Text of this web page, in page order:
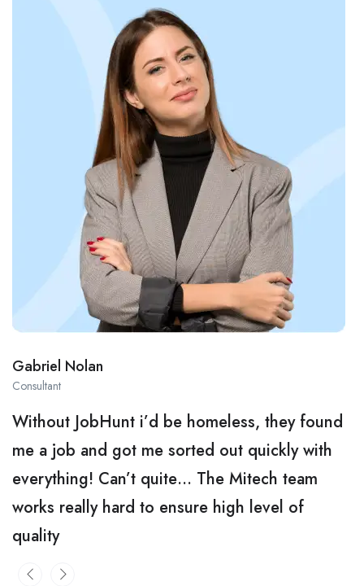
Gabriel Nolan
Consultant
Without JobHunt i’d be homeless, they found
me a job and got me sorted out quickly with
everything! Can’t quite… The Mitech team
works really hard to ensure high level of
quality